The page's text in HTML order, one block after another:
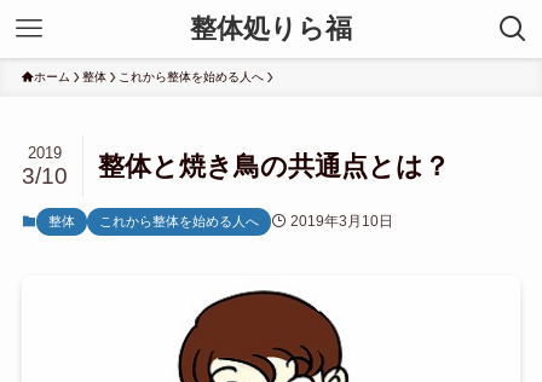
整体処りら福
ホーム 整体 これから整体を始める人へ
整体と焼き鳥の共通点とは？
2019
3/10
整体 これから整体を始める人へ 2019年3月10日